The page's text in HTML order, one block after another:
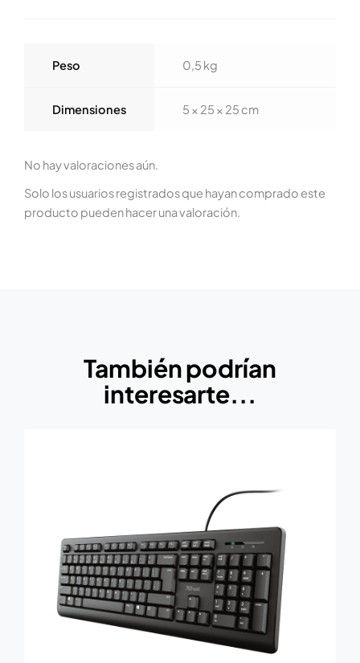
Peso 0,5 kg
Dimensiones 5 × 25 × 25 cm
No hay valoraciones aún.
Solo los usuarios registrados que hayan comprado este
producto pueden hacer una valoración.
También podrían
interesarte...